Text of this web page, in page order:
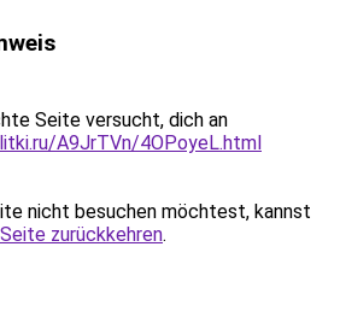
Seite versucht, dich an
A9JrTVn/4OPoyeL.html
nicht besuchen möchtest, kannst
zurückkehren.